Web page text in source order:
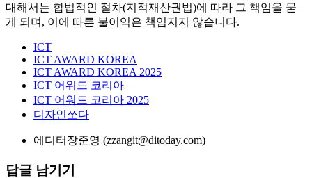
대해서는 합법적인 절차(지적재산권법)에 따라 그 책임을 묻
게 되며, 이에 따른 불이익은 책임지지 않습니다.
ICT
ICT AWARD KOREA
ICT AWARD KOREA 2025
ICT 어워드 코리아
ICT 어워드 코리아 2025
디자인쏘다
에디터 장준영 (zzangit@ditoday.com)
답글 남기기